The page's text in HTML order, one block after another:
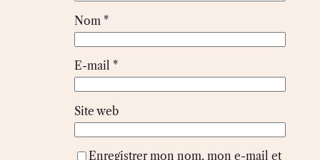
Nom *
E-mail *
Site web
Enregistrer mon nom, mon e-mail et